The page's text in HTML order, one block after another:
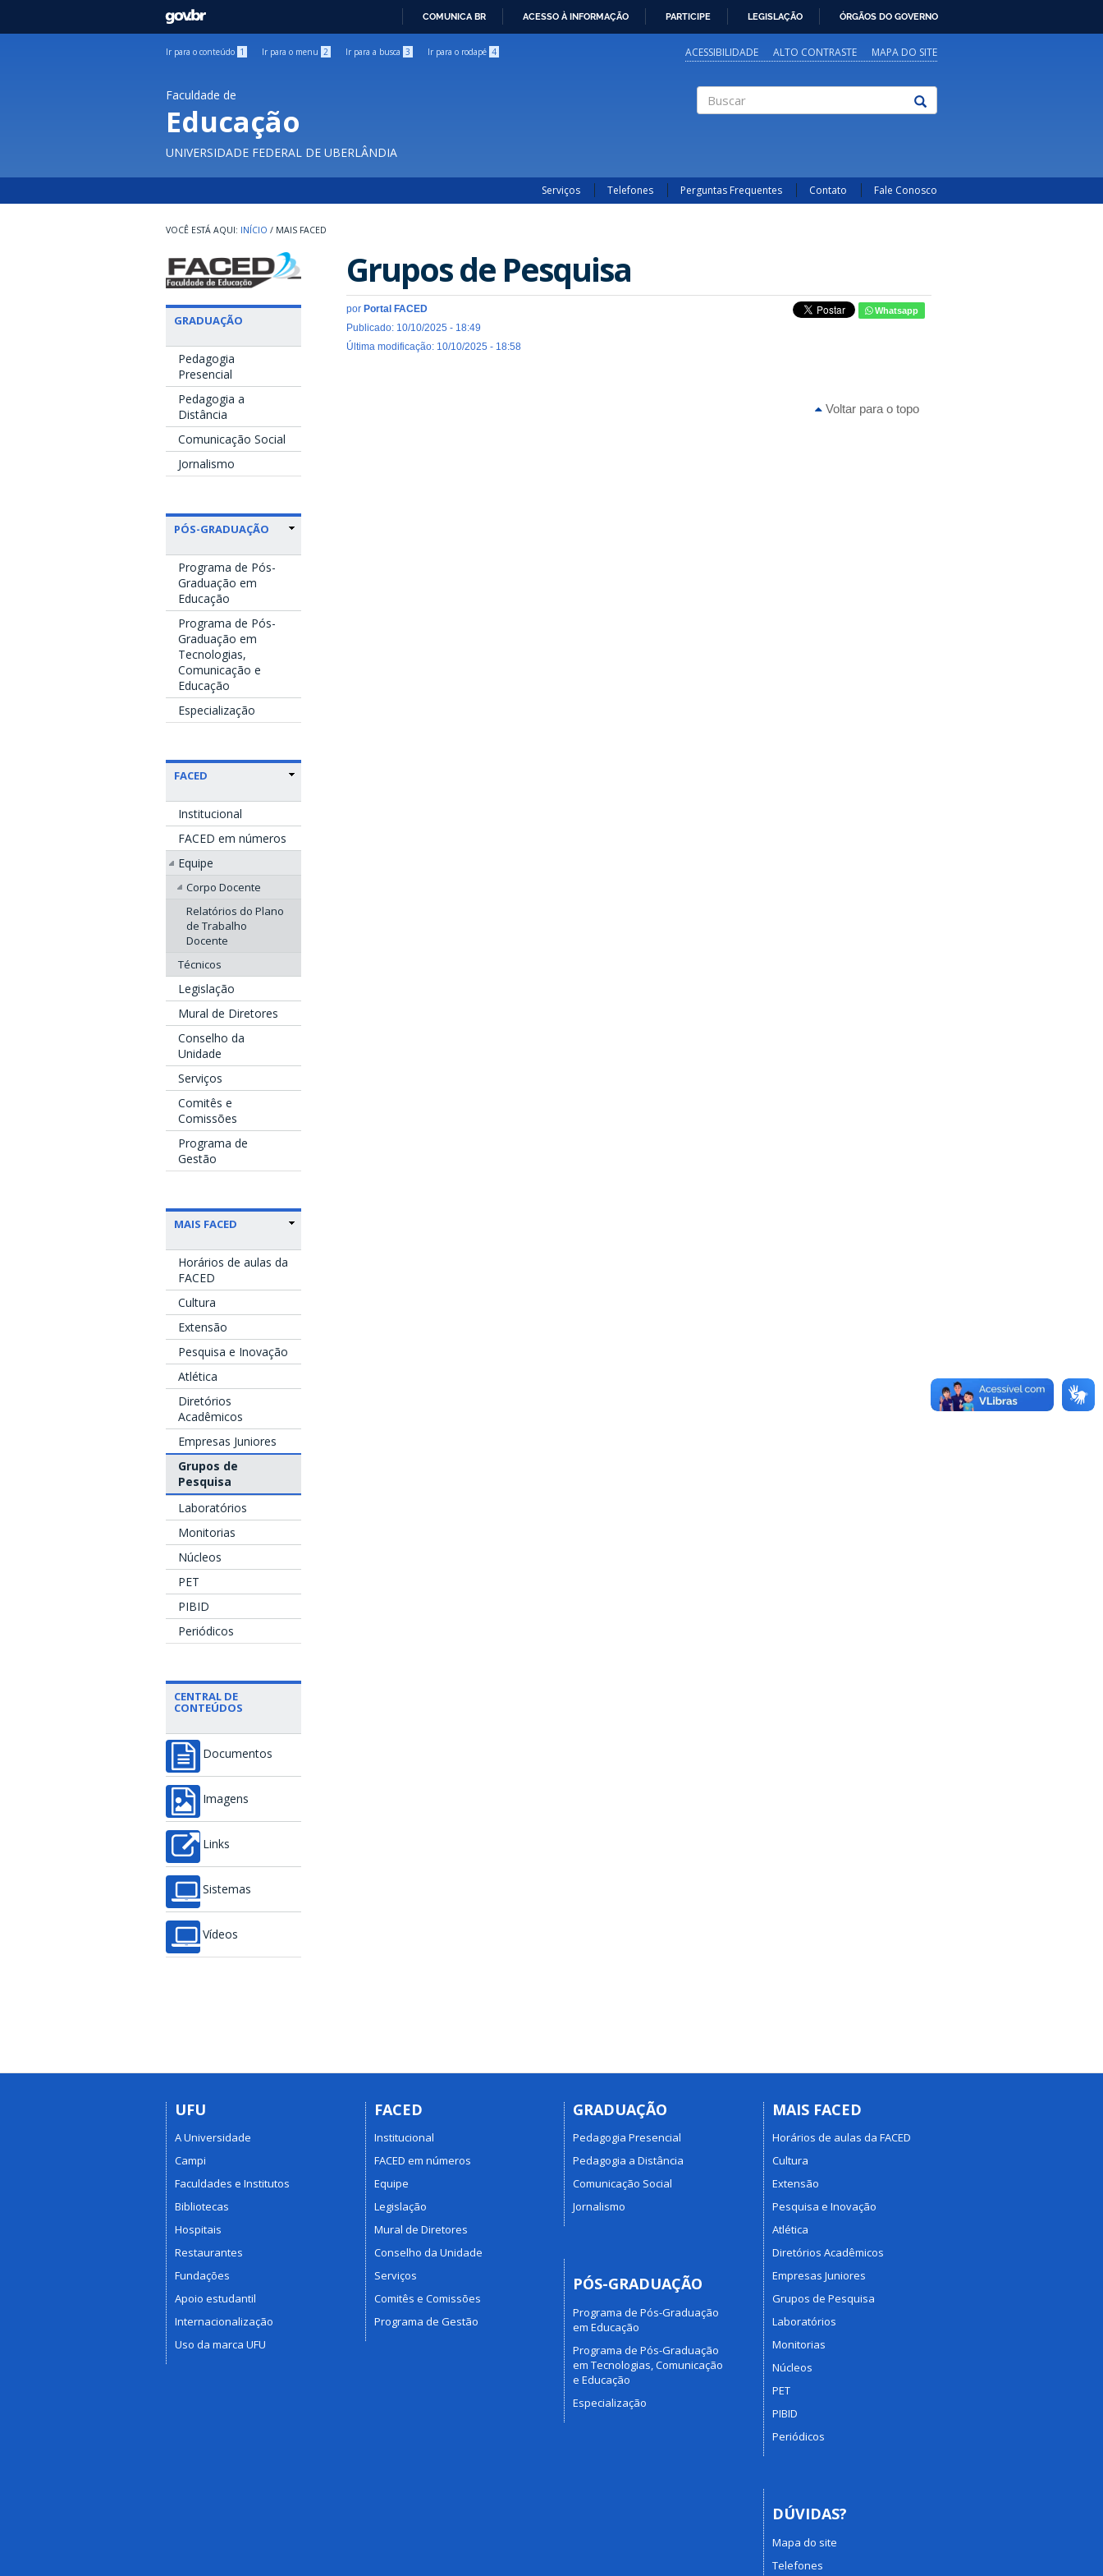
GOVBR
COMUNICA BR ACESSO À INFORMAÇÃO PARTICIPE LEGISLAÇÃO ÓRGÃOS DO GOVERNO
Ir para o conteúdo 1 Ir para o menu 2 Ir para a busca 3 Ir para o rodapé 4 ACESSIBILIDADE ALTO CONTRASTE MAPA DO SITE
Faculdade de
Educação
UNIVERSIDADE FEDERAL DE UBERLÂNDIA
Serviços Telefones Perguntas Frequentes Contato Fale Conosco
INÍCIO / MAIS FACED
GRADUAÇÃO
Pedagogia
Presencial
Pedagogia a
Distância
Comunicação Social
Jornalismo
PÓS-GRADUAÇÃO
Programa de Pós-
Graduação em
Educação
Programa de Pós-
Graduação em
Tecnologias,
Comunicação e
Educação
Especialização
FACED
Institucional
FACED em números
Equipe
Corpo Docente
Relatórios do Plano
de Trabalho
Docente
Técnicos
Legislação
Mural de Diretores
Conselho da
Unidade
Serviços
Comitês e
Comissões
Programa de
Gestão
MAIS FACED
Horários de aulas da
FACED
Cultura
Extensão
Pesquisa e Inovação
Atlética
Diretórios
Acadêmicos
Empresas Juniores
Grupos de
Pesquisa
Laboratórios
Monitorias
Núcleos
PET
PIBID
Periódicos
CENTRAL DE
CONTEÚDOS
Documentos
Imagens
Links
Sistemas
Vídeos
Grupos de Pesquisa
por Portal FACED
Publicado: 10/10/2025 - 18:49
Última modificação: 10/10/2025 - 18:58
Whatsapp
Voltar para o topo
UFU
A Universidade
Campi
Faculdades e Institutos
Bibliotecas
Hospitais
Restaurantes
Fundações
Apoio estudantil
Internacionalização
Uso da marca UFU
FACED
Institucional
FACED em números
Equipe
Legislação
Mural de Diretores
Conselho da Unidade
Serviços
Comitês e Comissões
Programa de Gestão
GRADUAÇÃO
Pedagogia Presencial
Pedagogia a Distância
Comunicação Social
Jornalismo
PÓS-GRADUAÇÃO
Programa de Pós-Graduação
em Educação
Programa de Pós-Graduação
em Tecnologias, Comunicação
e Educação
Especialização
MAIS FACED
Horários de aulas da FACED
Cultura
Extensão
Pesquisa e Inovação
Atlética
Diretórios Acadêmicos
Empresas Juniores
Grupos de Pesquisa
Laboratórios
Monitorias
Núcleos
PET
PIBID
Periódicos
DÚVIDAS?
Mapa do site
Telefones